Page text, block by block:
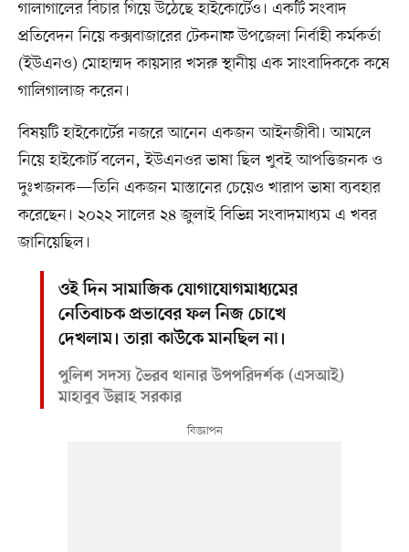
গালাগালের বিচার গিয়ে উঠেছে হাইকোর্টেও। একটি সংবাদ
প্রতিবেদন নিয়ে কক্সবাজারের টেকনাফ উপজেলা নির্বাহী কর্মকর্তা
(ইউএনও) মোহাম্মদ কায়সার খসরু স্থানীয় এক সাংবাদিককে কষে
গালিগালাজ করেন।
বিষয়টি হাইকোর্টের নজরে আনেন একজন আইনজীবী। আমলে
নিয়ে হাইকোর্ট বলেন, ইউএনওর ভাষা ছিল খুবই আপত্তিজনক ও
দুঃখজনক—তিনি একজন মাস্তানের চেয়েও খারাপ ভাষা ব্যবহার
করেছেন। ২০২২ সালের ২৪ জুলাই বিভিন্ন সংবাদমাধ্যম এ খবর
জানিয়েছিল।
ওই দিন সামাজিক যোগাযোগমাধ্যমের
নেতিবাচক প্রভাবের ফল নিজ চোখে
দেখলাম। তারা কাউকে মানছিল না।
পুলিশ সদস্য ভৈরব থানার উপপরিদর্শক (এসআই)
মাহাবুব উল্লাহ সরকার